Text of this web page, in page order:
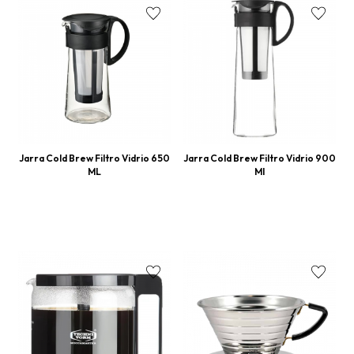
Jarra Cold Brew Filtro Vidrio 650
ML
Jarra Cold Brew Filtro Vidrio 900
Ml